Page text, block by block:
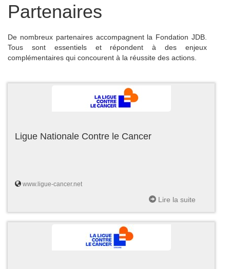
Partenaires
De nombreux partenaires accompagnent la Fondation JDB.
Tous sont essentiels et répondent à des enjeux
complémentaires qui concourent à la réussite des actions.
Ligue Nationale Contre le Cancer
www.ligue-cancer.net
Lire la suite